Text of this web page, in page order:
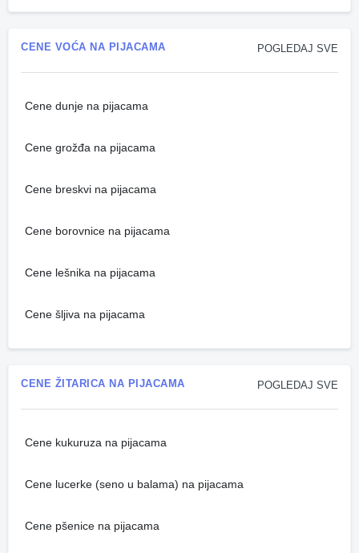
POGLEDAJ SVE
CENE VOĆA NA PIJACAMA
Cene dunje na pijacama
Cene grožđa na pijacama
Cene breskvi na pijacama
Cene borovnice na pijacama
Cene lešnika na pijacama
Cene šljiva na pijacama
POGLEDAJ SVE
CENE ŽITARICA NA PIJACAMA
Cene kukuruza na pijacama
Cene lucerke (seno u balama) na pijacama
Cene pšenice na pijacama